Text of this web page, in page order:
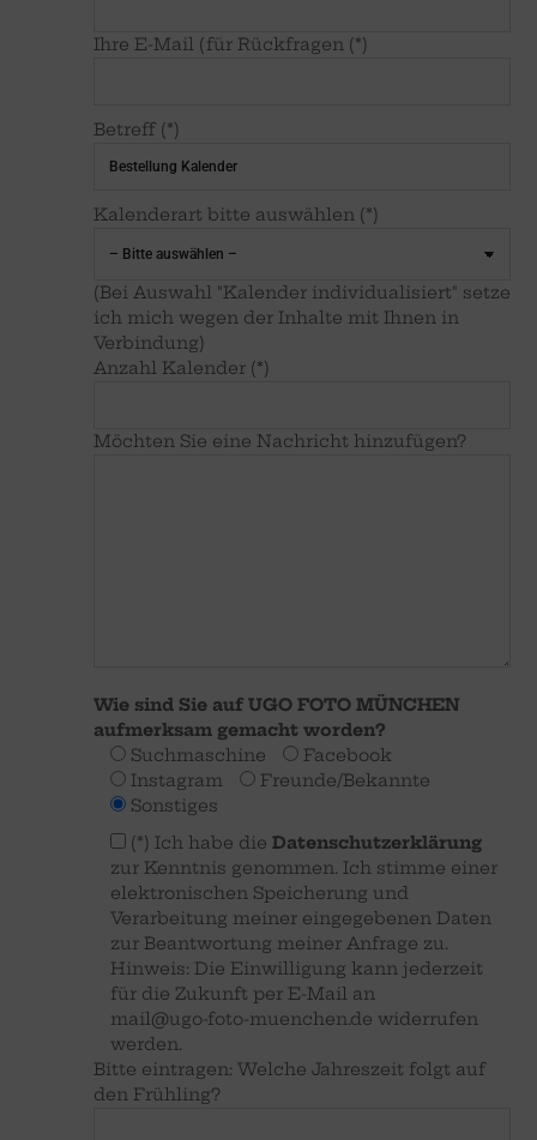
Ihre E-Mail (für Rückfragen (*)
Betreff (*)
Kalenderart bitte auswählen (*)
(Bei Auswahl "Kalender individualisiert" setze
ich mich wegen der Inhalte mit Ihnen in
Verbindung)
Anzahl Kalender (*)
Möchten Sie eine Nachricht hinzufügen?
Wie sind Sie auf UGO FOTO MÜNCHEN
aufmerksam gemacht worden?
Suchmaschine
Facebook
Instagram
Freunde/Bekannte
Sonstiges
(*) Ich habe die Datenschutzerklärung
zur Kenntnis genommen. Ich stimme einer
elektronischen Speicherung und
Verarbeitung meiner eingegebenen Daten
zur Beantwortung meiner Anfrage zu.
Hinweis: Die Einwilligung kann jederzeit
für die Zukunft per E-Mail an
mail@ugo-foto-muenchen.de widerrufen
werden.
Bitte eintragen: Welche Jahreszeit folgt auf
den Frühling?